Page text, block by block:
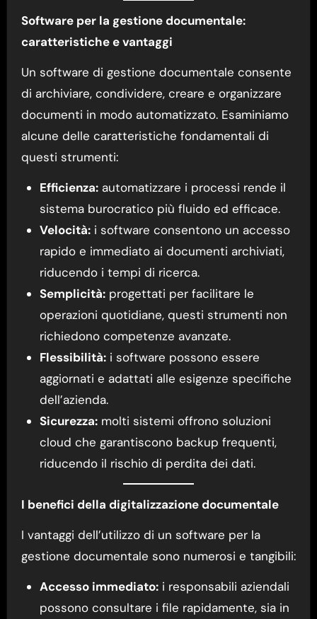
Software per la gestione documentale:
caratteristiche e vantaggi
Un software di gestione documentale consente
di archiviare, condividere, creare e organizzare
documenti in modo automatizzato. Esaminiamo
alcune delle caratteristiche fondamentali di
questi strumenti:
Efficienza:automatizzare i processi rende il
sistema burocratico più fluido ed efficace.
Velocità:i software consentono un accesso
rapido e immediato ai documenti archiviati,
riducendo i tempi di ricerca.
Semplicità:progettati per facilitare le
operazioni quotidiane, questi strumenti non
richiedono competenze avanzate.
Flessibilità:i software possono essere
aggiornati e adattati alle esigenze specifiche
dell’azienda.
Sicurezza:molti sistemi offrono soluzioni
cloud che garantiscono backup frequenti,
riducendo il rischio di perdita dei dati.
I benefici della digitalizzazione documentale
I vantaggi dell’utilizzo di un software per la
gestione documentale sono numerosi e tangibili:
Accesso immediato:i responsabili aziendali
possono consultare i file rapidamente, sia in